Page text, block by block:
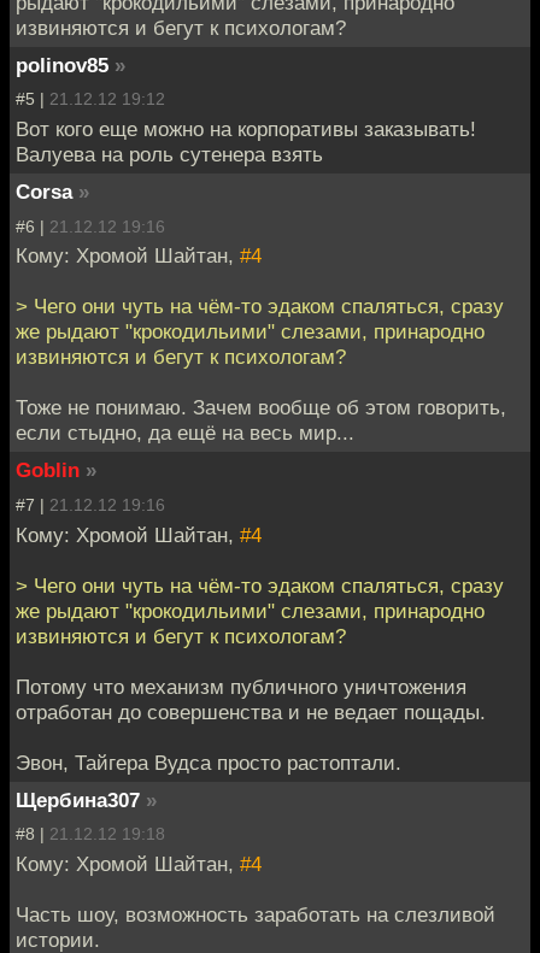
извиняются и бегут к психологам?
polinov85 »
#5 | 21.12.12 19:12
Вот кого еще можно на корпоративы заказывать!
Валуева на роль сутенера взять
Corsa »
#6 | 21.12.12 19:16
Кому: Хромой Шайтан, #4
> Чего они чуть на чём-то эдаком спаляться, сразу
же рыдают "крокодильими" слезами, принародно
извиняются и бегут к психологам?
Тоже не понимаю. Зачем вообще об этом говорить,
если стыдно, да ещё на весь мир...
Goblin »
#7 | 21.12.12 19:16
Кому: Хромой Шайтан, #4
> Чего они чуть на чём-то эдаком спаляться, сразу
же рыдают "крокодильими" слезами, принародно
извиняются и бегут к психологам?
Потому что механизм публичного уничтожения
отработан до совершенства и не ведает пощады.
Эвон, Тайгера Вудса просто растоптали.
Щербина307 »
#8 | 21.12.12 19:18
Кому: Хромой Шайтан, #4
Часть шоу, возможность заработать на слезливой
истории.